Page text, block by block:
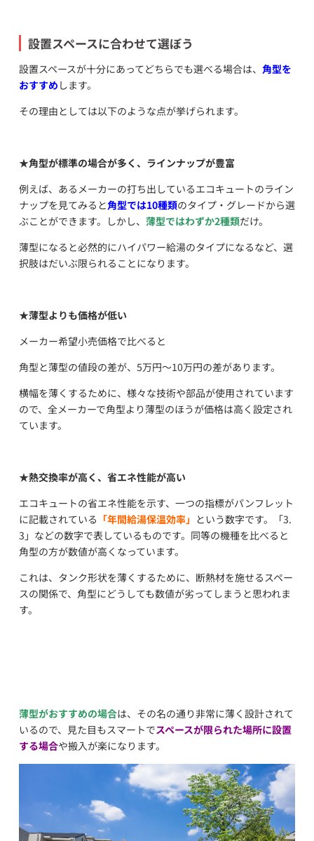
設置スペースに合わせて選ぼう
設置スペースが十分にあってどちらでも選べる場合は、 角型を
おすすめ します。
その理由としては以下のような点が挙げられます。
★角型が標準の場合が多く、ラインナップが豊富
例えば、あるメーカーの打ち出しているエコキュートのライン
ナップを見てみると角型では10種類のタイプ・グレードから選
ぶことができます。しかし、 薄型ではわずか2種類だけ。
薄型になると必然的にハイパワー給湯のタイプになるなど、選
択肢はだいぶ限られることになります。
★薄型よりも価格が低い
メーカー希望小売価格で比べると
角型と薄型の値段の差が、5万円～10万円の差があります。
横幅を薄くするために、様々な技術や部品が使用されています
ので、全メーカーで角型より薄型のほうが価格は高く設定され
ています。
★熱交換率が高く、省エネ性能が高い
エコキュートの省エネ性能を示す、一つの指標がパンフレット
に記載されている 「年間給湯保温効率」 という数字です。「3.
3」などの数字で表しているものです。同等の機種を比べると
角型の方が数値が高くなっています。
これは、タンク形状を薄くするために、断熱材を施せるスペー
スの関係で、角型にどうしても数値が劣ってしまうと思われま
す。
薄型がおすすめの場合は、その名の通り非常に薄く設計されて
いるので、見た目もスマートでスペースが限られた場所に設置
する場合や搬入が楽になります。